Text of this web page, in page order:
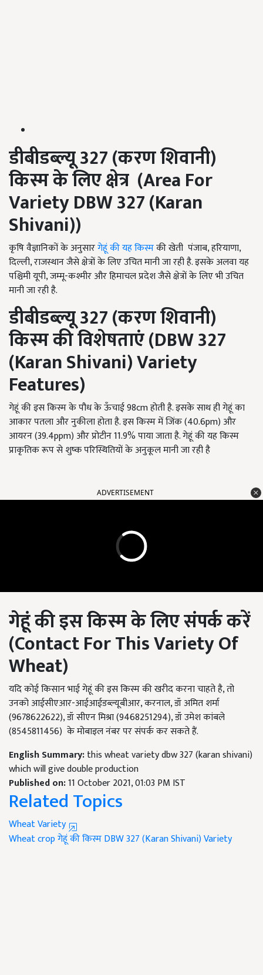
डीबीडब्ल्यू327 (करण शिवानी)
किस्म के लिए क्षेत्र (Area For
Variety DBW327 (Karan
Shivani))
कृषि वैज्ञानिकों के अनुसारगेहूं की यह किस्मकी खेती पंजाब, हरियाणा,
दिल्ली, राजस्थान जैसे क्षेत्रों के लिए उचित मानी जा रही है. इसके अलवा यह
पश्चिमी यूपी, जम्मू-कश्मीर और हिमाचल प्रदेश जैसे क्षेत्रों के लिए भी उचित
मानी जा रही है.
डीबीडब्ल्यू327 (करण शिवानी)
किस्म की विशेषताएं(DBW327
(Karan Shivani) Variety
Features)
गेहूं की इस किस्म के पौध के ऊँचाई 98cm होती है. इसके साथ ही गेहूं का
आकार पतला और नुकीला होता है. इस किस्म में जिंक (40.6pm) और
आयरन (39.4ppm) और प्रोटीन 11.9% पाया जाता है. गेहूं की यह किस्म
प्राकृतिक रूप से शुष्क परिस्थितियों के अनुकूल मानी जा रही है
ADVERTISEMENT
गेहूं की इस किस्म के लिए संपर्क करें
(Contact For This Variety Of
Wheat)
यदि कोई किसान भाई गेहूं की इस किस्म की खरीद करना चाहते है, तो
उनको आईसीएआर-आईआईडब्ल्यूबीआर, करनाल, डॉ अमित शर्मा
(9678622622), डॉ सीएन मिश्रा (9468251294), डॉ उमेश कांबले
(8545811456) के मोबाइल नंबर पर संपर्क कर सकते हैं.
English Summary:this wheat variety dbw 327 (karan shivani)
which will give double production
Published on:11 October 2021, 01:03 PM IST
Related Topics
Wheat Variety
Wheat cropगेहूं की किस्मDBW 327 (Karan Shivani) Variety